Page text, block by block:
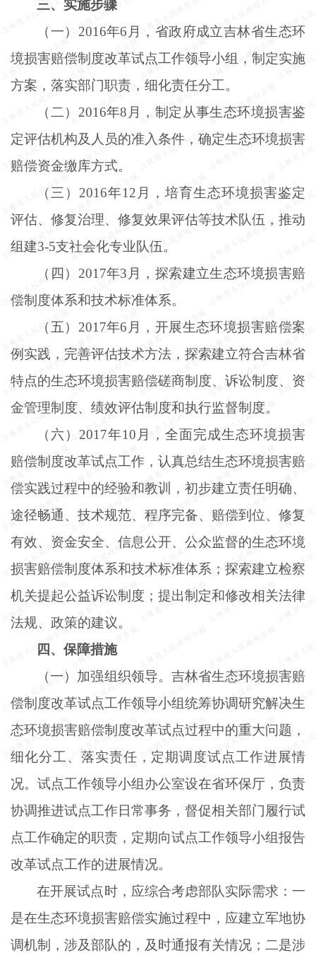
三、实施步骤
（一） 2016年6月，省政府成立吉林省生态环
境损害赔偿制度改革试点工作领导小组，制定实施
方案，落实部门职责，细化责任分工。
（二） 2016年8月，制定从事生态环境损害鉴
定评估机构及人员的准入条件，确定生态环境损害
赔偿资金缴库方式。
（三） 2016年12月，培育生态环境损害鉴定
评估、修复治理、修复效果评估等技术队伍，推动
组建3-5支社会化专业队伍。
（四） 2017年3月，探索建立生态环境损害赔
偿制度体系和技术标准体系。
（五） 2017年6月，开展生态环境损害赔偿案
例实践，完善评估技术方法，探索建立符合吉林省
特点的生态环境损害赔偿磋商制度、诉讼制度、资
金管理制度、绩效评估制度和执行监督制度。
（六） 2017年10月，全面完成生态环境损害
赔偿制度改革试点工作，认真总结生态环境损害赔
偿实践过程中的经验和教训，初步建立责任明确、
途径畅通、技术规范、程序完备、赔偿到位、修复
有效、资金安全、信息公开、公众监督的生态环境
损害赔偿制度体系和技术标准体系；探索建立检察
机关提起公益诉讼制度；提出制定和修改相关法律
法规、政策的建议。
四、保障措施
（一）加强组织领导。吉林省生态环境损害赔
偿制度改革试点工作领导小组统筹协调研究解决生
态环境损害赔偿制度改革试点过程中的重大问题，
细化分工、落实责任，定期调度试点工作进展情
况。试点工作领导小组办公室设在省环保厅，负责
协调推进试点工作日常事务，督促相关部门履行试
点工作确定的职责，定期向试点工作领导小组报告
改革试点工作的进展情况。
在开展试点时，应综合考虑部队实际需求：一
是在生态环境损害赔偿实施过程中，应建立军地协
调机制，涉及部队的，及时通报有关情况；二是涉